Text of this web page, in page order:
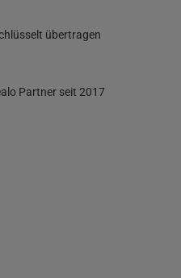
übertragen
Partner seit 2017